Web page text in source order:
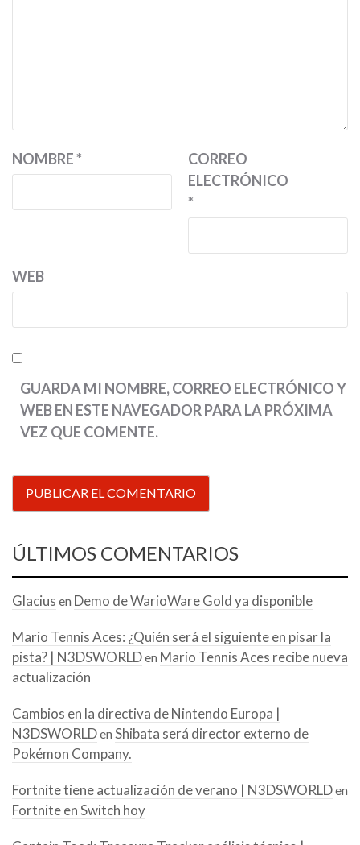
NOMBRE*
CORREO
ELECTRÓNICO
*
WEB
GUARDA MI NOMBRE, CORREO ELECTRÓNICO Y
WEB EN ESTE NAVEGADOR PARA LA PRÓXIMA
VEZ QUE COMENTE.
ÚLTIMOS COMENTARIOS
Glacius en Demo de WarioWare Gold ya disponible
Mario Tennis Aces: ¿Quién será el siguiente en pisar la
pista? | N3DSWORLDen Mario Tennis Aces recibe nueva
actualización
Cambios en la directiva de Nintendo Europa |
N3DSWORLDen Shibata será director externo de
Pokémon Company.
Fortnite tiene actualización de verano | N3DSWORLDen
Fortnite en Switch hoy